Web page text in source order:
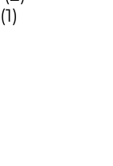
(1)